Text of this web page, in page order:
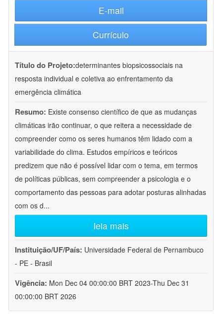
E-mail
Currículo
Título do Projeto:determinantes biopsicossociais na
resposta individual e coletiva ao enfrentamento da
emergência climática
Resumo: Existe consenso científico de que as mudanças
climáticas irão continuar, o que reitera a necessidade de
compreender como os seres humanos têm lidado com a
variabilidade do clima. Estudos empíricos e teóricos
predizem que não é possível lidar com o tema, em termos
de políticas públicas, sem compreender a psicologia e o
comportamento das pessoas para adotar posturas alinhadas
com os d...
leia mais
Instituição/UF/País: Universidade Federal de Pernambuco
- PE - Brasil
Vigência: Mon Dec 04 00:00:00 BRT 2023-Thu Dec 31
00:00:00 BRT 2026